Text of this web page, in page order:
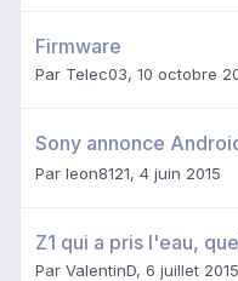
Firmware
Par Telec03, 10 octobre
Sony annonce
Par leon8121, 4 juin 2015
Z1 qui a pris l'eau,
Par ValentinD, 6 juillet 2015